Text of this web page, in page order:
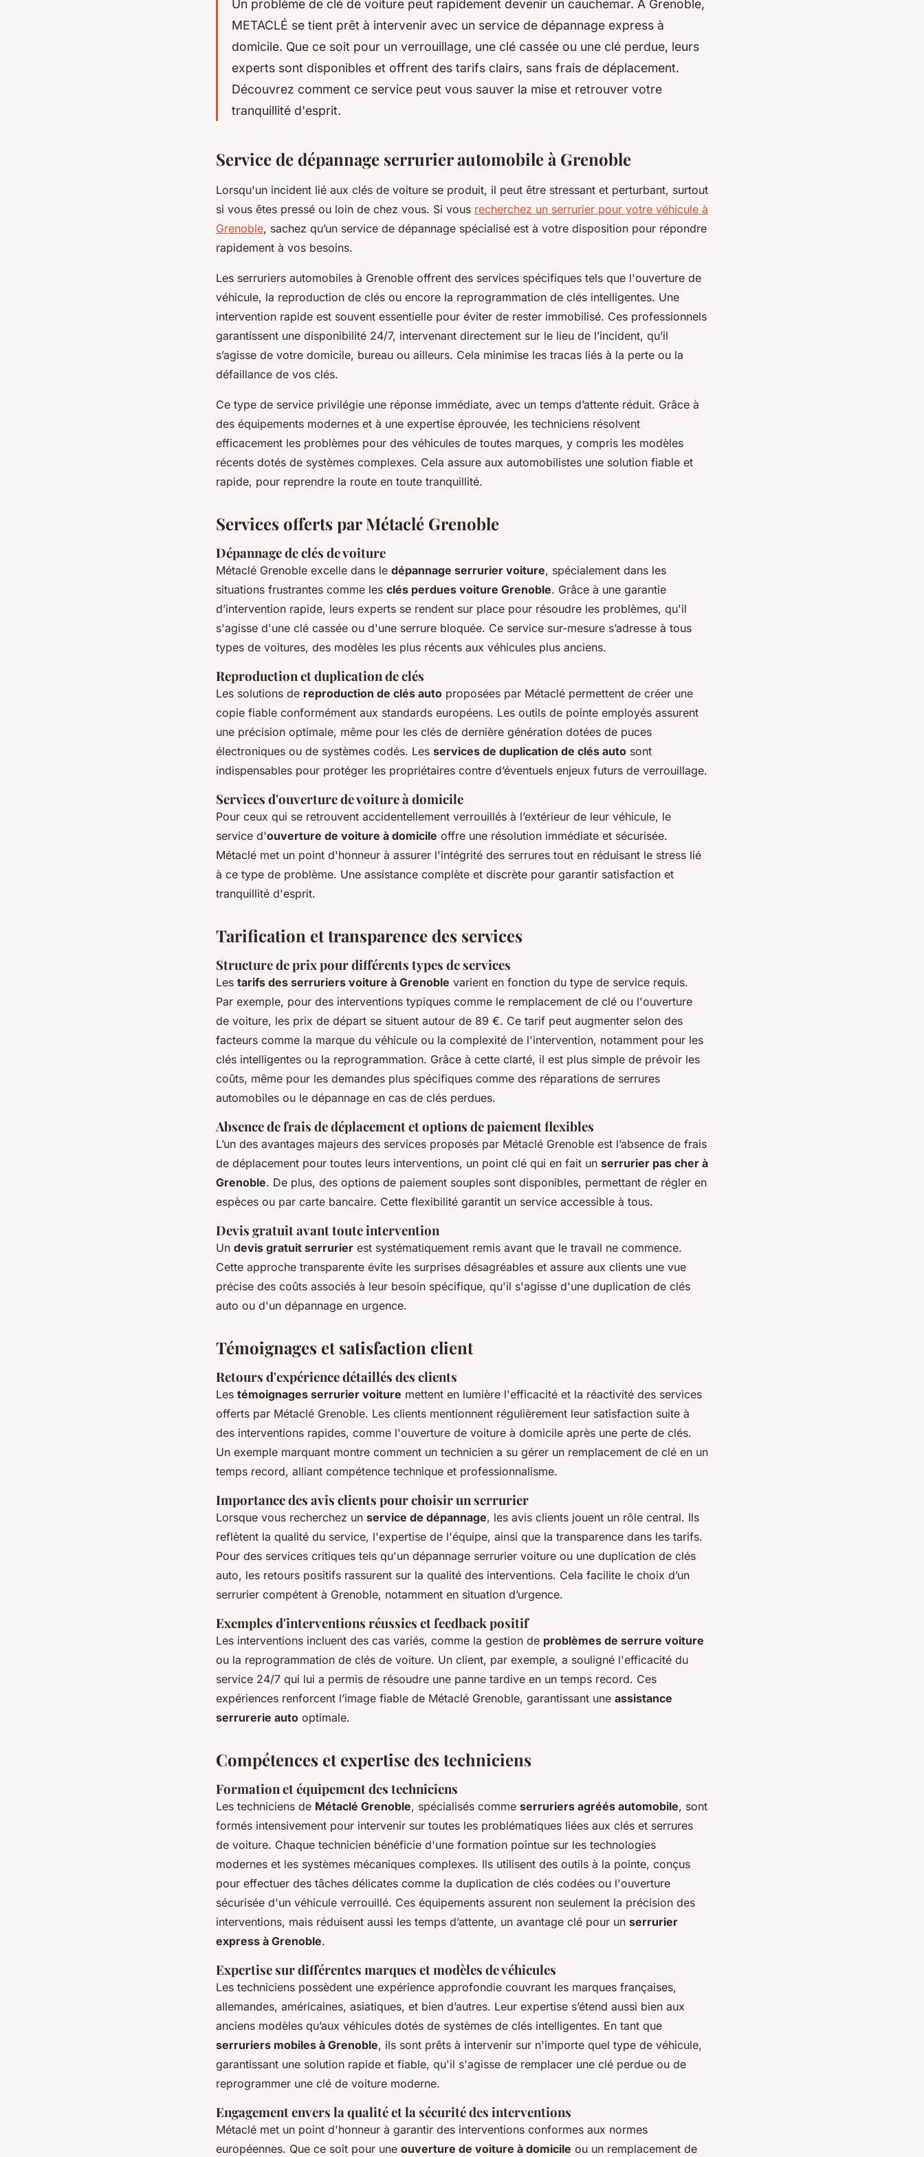
Un problème de clé de voiture peut rapidement devenir un cauchemar. À Grenoble,
METACLÉ se tient prêt à intervenir avec un service de dépannage express à
domicile. Que ce soit pour un verrouillage, une clé cassée ou une clé perdue, leurs
experts sont disponibles et offrent des tarifs clairs, sans frais de déplacement.
Découvrez comment ce service peut vous sauver la mise et retrouver votre
tranquillité d'esprit.
Service de dépannage serrurier automobile à Grenoble
Lorsqu'un incident lié aux clés de voiture se produit, il peut être stressant et perturbant, surtout
si vous êtes pressé ou loin de chez vous. Si vous recherchez un serrurier pour votre véhicule à
Grenoble, sachez qu’un service de dépannage spécialisé est à votre disposition pour répondre
rapidement à vos besoins.
Les serruriers automobiles à Grenoble offrent des services spécifiques tels que l'ouverture de
véhicule, la reproduction de clés ou encore la reprogrammation de clés intelligentes. Une
intervention rapide est souvent essentielle pour éviter de rester immobilisé. Ces professionnels
garantissent une disponibilité 24/7, intervenant directement sur le lieu de l’incident, qu’il
s’agisse de votre domicile, bureau ou ailleurs. Cela minimise les tracas liés à la perte ou la
défaillance de vos clés.
Ce type de service privilégie une réponse immédiate, avec un temps d’attente réduit. Grâce à
des équipements modernes et à une expertise éprouvée, les techniciens résolvent
efficacement les problèmes pour des véhicules de toutes marques, y compris les modèles
récents dotés de systèmes complexes. Cela assure aux automobilistes une solution fiable et
rapide, pour reprendre la route en toute tranquillité.
Services offerts par Métaclé Grenoble
Dépannage de clés de voiture
Métaclé Grenoble excelle dans le dépannage serrurier voiture, spécialement dans les
situations frustrantes comme les clés perdues voiture Grenoble. Grâce à une garantie
d’intervention rapide, leurs experts se rendent sur place pour résoudre les problèmes, qu'il
s'agisse d'une clé cassée ou d'une serrure bloquée. Ce service sur-mesure s’adresse à tous
types de voitures, des modèles les plus récents aux véhicules plus anciens.
Reproduction et duplication de clés
Les solutions de reproduction de clés auto proposées par Métaclé permettent de créer une
copie fiable conformément aux standards européens. Les outils de pointe employés assurent
une précision optimale, même pour les clés de dernière génération dotées de puces
électroniques ou de systèmes codés. Les services de duplication de clés auto sont
indispensables pour protéger les propriétaires contre d’éventuels enjeux futurs de verrouillage.
Services d'ouverture de voiture à domicile
Pour ceux qui se retrouvent accidentellement verrouillés à l’extérieur de leur véhicule, le
service d'ouverture de voiture à domicile offre une résolution immédiate et sécurisée.
Métaclé met un point d'honneur à assurer l'intégrité des serrures tout en réduisant le stress lié
à ce type de problème. Une assistance complète et discrète pour garantir satisfaction et
tranquillité d'esprit.
Tarification et transparence des services
Structure de prix pour différents types de services
Les tarifs des serruriers voiture à Grenoble varient en fonction du type de service requis.
Par exemple, pour des interventions typiques comme le remplacement de clé ou l'ouverture
de voiture, les prix de départ se situent autour de 89 €. Ce tarif peut augmenter selon des
facteurs comme la marque du véhicule ou la complexité de l'intervention, notamment pour les
clés intelligentes ou la reprogrammation. Grâce à cette clarté, il est plus simple de prévoir les
coûts, même pour les demandes plus spécifiques comme des réparations de serrures
automobiles ou le dépannage en cas de clés perdues.
Absence de frais de déplacement et options de paiement flexibles
L’un des avantages majeurs des services proposés par Métaclé Grenoble est l’absence de frais
de déplacement pour toutes leurs interventions, un point clé qui en fait un serrurier pas cher à
Grenoble. De plus, des options de paiement souples sont disponibles, permettant de régler en
espèces ou par carte bancaire. Cette flexibilité garantit un service accessible à tous.
Devis gratuit avant toute intervention
Un devis gratuit serrurier est systématiquement remis avant que le travail ne commence.
Cette approche transparente évite les surprises désagréables et assure aux clients une vue
précise des coûts associés à leur besoin spécifique, qu'il s'agisse d'une duplication de clés
auto ou d'un dépannage en urgence.
Témoignages et satisfaction client
Retours d'expérience détaillés des clients
Les témoignages serrurier voiture mettent en lumière l'efficacité et la réactivité des services
offerts par Métaclé Grenoble. Les clients mentionnent régulièrement leur satisfaction suite à
des interventions rapides, comme l'ouverture de voiture à domicile après une perte de clés.
Un exemple marquant montre comment un technicien a su gérer un remplacement de clé en un
temps record, alliant compétence technique et professionnalisme.
Importance des avis clients pour choisir un serrurier
Lorsque vous recherchez un service de dépannage, les avis clients jouent un rôle central. Ils
reflètent la qualité du service, l'expertise de l'équipe, ainsi que la transparence dans les tarifs.
Pour des services critiques tels qu'un dépannage serrurier voiture ou une duplication de clés
auto, les retours positifs rassurent sur la qualité des interventions. Cela facilite le choix d’un
serrurier compétent à Grenoble, notamment en situation d’urgence.
Exemples d'interventions réussies et feedback positif
Les interventions incluent des cas variés, comme la gestion de problèmes de serrure voiture
ou la reprogrammation de clés de voiture. Un client, par exemple, a souligné l'efficacité du
service 24/7 qui lui a permis de résoudre une panne tardive en un temps record. Ces
expériences renforcent l’image fiable de Métaclé Grenoble, garantissant une assistance
serrurerie auto optimale.
Compétences et expertise des techniciens
Formation et équipement des techniciens
Les techniciens de Métaclé Grenoble, spécialisés comme serruriers agréés automobile, sont
formés intensivement pour intervenir sur toutes les problématiques liées aux clés et serrures
de voiture. Chaque technicien bénéficie d'une formation pointue sur les technologies
modernes et les systèmes mécaniques complexes. Ils utilisent des outils à la pointe, conçus
pour effectuer des tâches délicates comme la duplication de clés codées ou l'ouverture
sécurisée d'un véhicule verrouillé. Ces équipements assurent non seulement la précision des
interventions, mais réduisent aussi les temps d’attente, un avantage clé pour un serrurier
express à Grenoble.
Expertise sur différentes marques et modèles de véhicules
Les techniciens possèdent une expérience approfondie couvrant les marques françaises,
allemandes, américaines, asiatiques, et bien d’autres. Leur expertise s’étend aussi bien aux
anciens modèles qu’aux véhicules dotés de systèmes de clés intelligentes. En tant que
serruriers mobiles à Grenoble, ils sont prêts à intervenir sur n'importe quel type de véhicule,
garantissant une solution rapide et fiable, qu'il s'agisse de remplacer une clé perdue ou de
reprogrammer une clé de voiture moderne.
Engagement envers la qualité et la sécurité des interventions
Métaclé met un point d'honneur à garantir des interventions conformes aux normes
européennes. Que ce soit pour une ouverture de voiture à domicile ou un remplacement de